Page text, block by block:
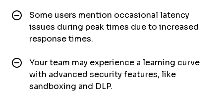
Some users mention occasional latency
issues during peak times due to increased
response times.
Your team may experience a learning curve
with advanced security features, like
sandboxing and DLP.